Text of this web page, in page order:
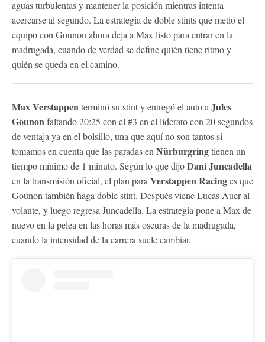
aguas turbulentas y mantener la posición mientras intenta
acercarse al segundo. La estrategia de doble stints que metió el
equipo con Gounon ahora deja a Max listo para entrar en la
madrugada, cuando de verdad se define quién tiene ritmo y
quién se queda en el camino.
Max Verstappenterminó su stint y entregó el auto a Jules
Gounonfaltando 20:25 con el #3 en el líderato con 20 segundos
de ventaja ya en el bolsillo, una que aquí no son tantos si
tomamos en cuenta que las paradas en Nürburgringtienen un
tiempo mínimo de 1 minuto. Según lo que dijoDani Juncadella
en la transmisión oficial, el plan para Verstappen Racinges que
Gounon también haga doble stint. Después viene Lucas Auer al
volante, y luego regresa Juncadella. La estrategia pone a Max de
nuevo en la pelea en las horas más oscuras de la madrugada,
cuando la intensidad de la carrera suele cambiar.